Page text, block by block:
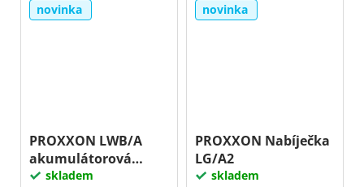
novinka
PROXXON LWB/A
akumulátorová
vrtačka úhlova s
skladem
novinka
PROXXON Nabíječka
LG/A2
skladem